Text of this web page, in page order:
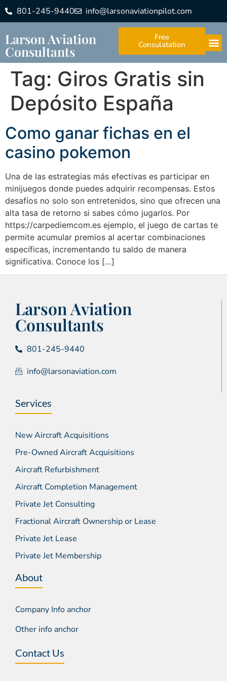
801-245-9440 info@larsonaviationpilot.com
Larson Aviation
Consultants
Free
Consulatation
Tag: Giros Gratis sin
Depósito España
Como ganar fichas en el
casino pokemon
Una de las estrategias más efectivas es participar en
minijuegos donde puedes adquirir recompensas. Estos
desafíos no solo son entretenidos, sino que ofrecen una
alta tasa de retorno si sabes cómo jugarlos. Por
https://carpediemcom.es ejemplo, el juego de cartas te
permite acumular premios al acertar combinaciones
específicas, incrementando tu saldo de manera
significativa. Conoce los […]
Larson Aviation
Consultants
801-245-9440
info@larsonaviation.com
Services
New Aircraft Acquisitions
Pre-Owned Aircraft Acquisitions
Aircraft Refurbishment
Aircraft Completion Management
Private Jet Consulting
Fractional Aircraft Ownership or Lease
Private Jet Lease
Private Jet Membership
About
Company Info anchor
Other info anchor
Contact Us